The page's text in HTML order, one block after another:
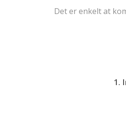
Det er enkelt at
1.